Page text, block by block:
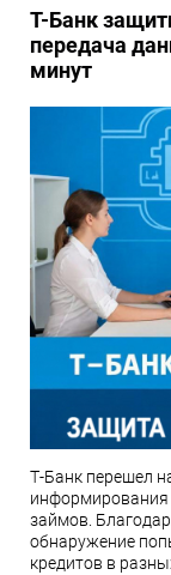
Т-Банк
передача
минут
Т-Банк перешел
информирования
займов.
обнаружение
кредитов в